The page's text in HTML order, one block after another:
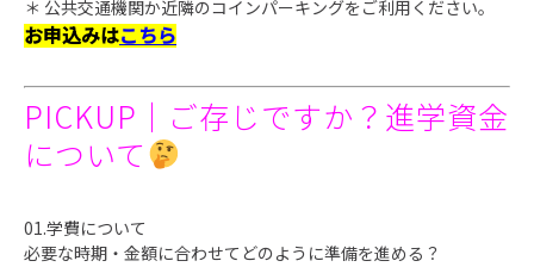
＊ 公共交通機関か近隣のコインパーキングをご利用ください。
お申込みはこちら
PICKUP│ご存じですか？進学資金
について
01.学費について
必要な時期・金額に合わせてどのように準備を進める？